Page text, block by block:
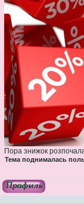
Пора знижок
Тема поднималась